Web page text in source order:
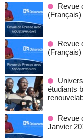
Revue
(Français)
Revue
(Français)
étudiants
Revue
Janvier